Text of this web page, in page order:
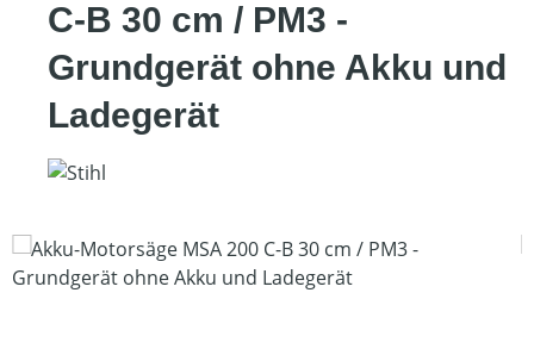
C-B 30 cm / PM3 -
Grundgerät ohne Akku und
Ladegerät
Bildergalerie überspringen